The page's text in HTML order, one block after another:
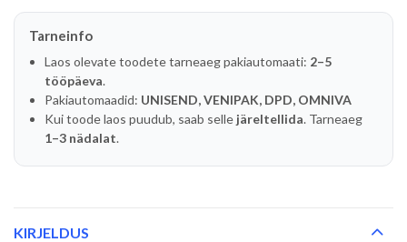
Tarneinfo
Laos olevate toodete tarneaeg pakiautomaati: 2–5
tööpäeva.
Pakiautomaadid: UNISEND, VENIPAK, DPD, OMNIVA
Kui toode laos puudub, saab selle järeltellida. Tarneaeg
1–3 nädalat.
KIRJELDUS